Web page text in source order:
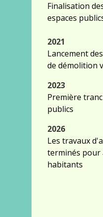
Finalisation
espaces
2021
Lancement
de démolition
2023
Première
publics
2026
Les travaux
terminés pour
habitants